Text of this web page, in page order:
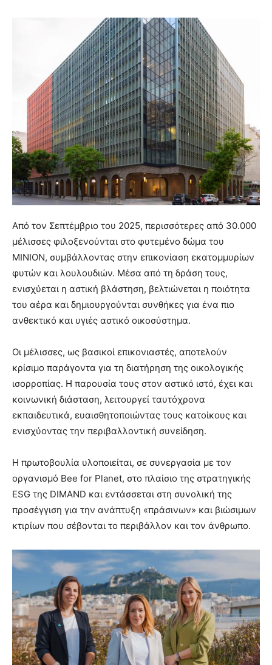
Από τον Σεπτέμβριο του 2025, περισσότερες από 30.000
μέλισσες φιλοξενούνται στο φυτεμένο δώμα του
ΜΙΝΙΟΝ, συμβάλλοντας στην επικονίαση εκατομμυρίων
φυτών και λουλουδιών. Μέσα από τη δράση τους,
ενισχύεται η αστική βλάστηση, βελτιώνεται η ποιότητα
του αέρα και δημιουργούνται συνθήκες για ένα πιο
ανθεκτικό και υγιές αστικό οικοσύστημα.
Οι μέλισσες, ως βασικοί επικονιαστές, αποτελούν
κρίσιμο παράγοντα για τη διατήρηση της οικολογικής
ισορροπίας. Η παρουσία τους στον αστικό ιστό, έχει και
κοινωνική διάσταση, λειτουργεί ταυτόχρονα
εκπαιδευτικά, ευαισθητοποιώντας τους κατοίκους και
ενισχύοντας την περιβαλλοντική συνείδηση.
Η πρωτοβουλία υλοποιείται, σε συνεργασία με τον
οργανισμό Bee for Planet, στο πλαίσιο της στρατηγικής
ESG της DIMAND και εντάσσεται στη συνολική της
προσέγγιση για την ανάπτυξη «πράσινων» και βιώσιμων
κτιρίων που σέβονται το περιβάλλον και τον άνθρωπο.